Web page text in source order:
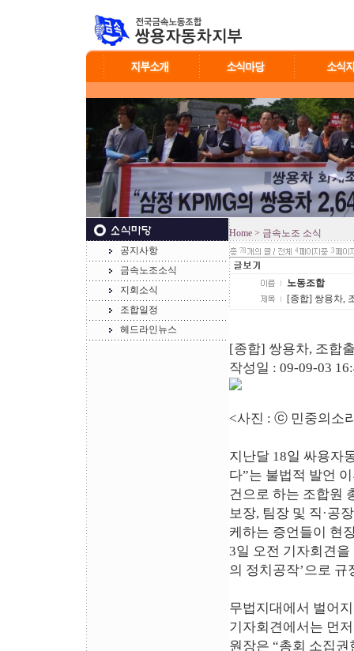
공지사항
금속노조소식
지회소식
조합일정
헤드라인뉴스
Home > 금속노조 소식
78 4 3
노동조합
[종합] 쌍용차,
[종합] 쌍용차, 조합
작성일 : 09-09-03
<사진 : ⓒ 민중의소
지난달 18일 싸용자
다”는 불법적 발언
건으로 하는 조합원
보장, 팀장 및 직·공
케하는 증언들이 현
3일 오전 기자회견
의 정치공작’으로
무법지대에서 벌어
기자회견에서는 먼
원장은 “총회 소집